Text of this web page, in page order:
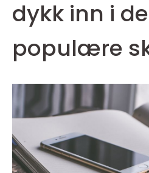
dykk inn i
populære